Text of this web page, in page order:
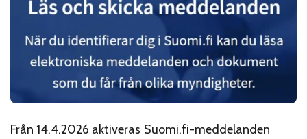
Från 14.4.2026 aktiveras Suomi.fi-meddelanden